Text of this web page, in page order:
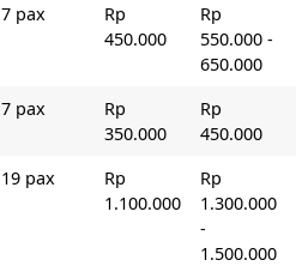
7 pax
Rp
450.000
Rp
550.000 -
650.000
7 pax
Rp
350.000
Rp
450.000
19 pax
Rp
1.100.000
Rp
1.300.000
-
1.500.000